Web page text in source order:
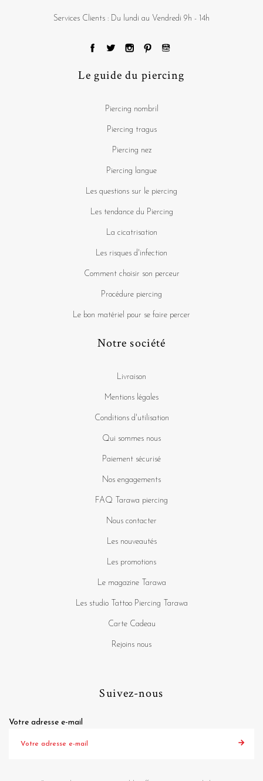
Services Clients : Du lundi au Vendredi 9h - 14h
Le guide du piercing
Piercing nombril
Piercing tragus
Piercing nez
Piercing langue
Les questions sur le piercing
Les tendance du Piercing
La cicatrisation
Les risques d'infection
Comment choisir son perceur
Procédure piercing
Le bon matériel pour se faire percer
Notre société
Livraison
Mentions légales
Conditions d'utilisation
Qui sommes nous
Paiement sécurisé
Nos engagements
FAQ Tarawa piercing
Nous contacter
Les nouveautés
Les promotions
Le magazine Tarawa
Les studio Tattoo Piercing Tarawa
Carte Cadeau
Rejoins nous
Suivez-nous
Votre adresse e-mail